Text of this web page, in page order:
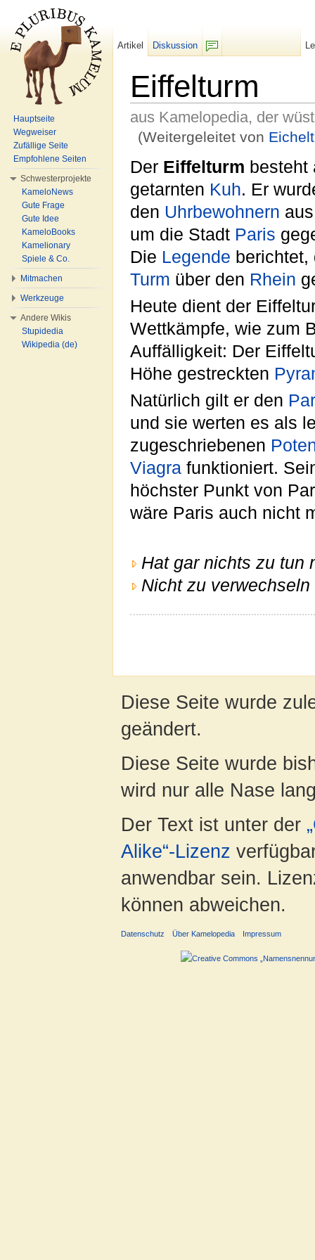
Eiffelturm
aus Kamelopedia, der
(Weitergeleitet von
Der Eiffelturm besteht
getarnten Kuh. Er
den Uhrbewohnern
um die Stadt Paris
Die Legende
Turm über den Rhein
Heute dient der
Wettkämpfe, wie zum
Auffälligkeit: Der
Höhe gestreckten
Natürlich gilt er den
und sie werten es als
zugeschriebenen
Viagra funktioniert.
höchster Punkt von
wäre Paris auch nicht
Hat gar nichts zu tun
Nicht zu verwechseln
Artikel
Diskussion
Hauptseite
Wegweiser
Zufällige Seite
Empfohlene Seiten
Schwesterprojekte
KameloNews
Gute Frage
Gute Idee
KameloBooks
Kamelionary
Spiele & Co.
Mitmachen
Werkzeuge
Andere Wikis
Stupidedia
Wikipedia (de)
Diese Seite wurde
geändert.
Diese Seite wurde
wird nur alle Nase
Der Text ist unter der
Alike“-Lizenz
anwendbar sein.
können abweichen.
Datenschutz Über Kamelopedia Impressum